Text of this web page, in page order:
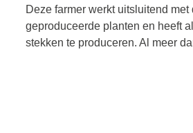
Deze farmer werkt uitsluitend
geproduceerde planten en heeft
stekken te produceren. Al meer